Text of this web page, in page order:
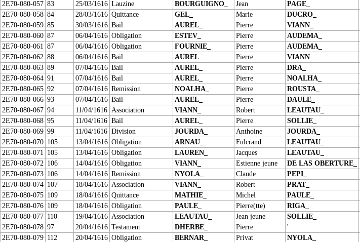
2E70-080-057 83 25/03/1616 Lauzine BOURGUIGNO_ Jean PAGE_
2E70-080-058 84 28/03/1616 Quittance GEL_ Marie DUCRO_
2E70-080-059 85 30/03/1616 Bail AUREL_ Pierre VIANN_
2E70-080-060 87 06/04/1616 Obligation ESTEV_ Pierre AUDEMA_
2E70-080-061
87 06/04/1616 Obligation FOURNIE_ Pierre AUDEMA_
2E70-080-062 88 06/04/1616 Bail AUREL_ Pierre VIANN_
2E70-080-063 89 07/04/1616 Bail AUREL_ Pierre DRA_
2E70-080-064 91 07/04/1616 Bail AUREL_ Pierre NOALHA_
2E70-080-065 92 07/04/1616 Remission NOALHA_ Pierre ROUSTA_
2E70-080-066 93 07/04/1616 Bail AUREL_ Pierre DAULE_
2E70-080-067 94 11/04/1616 Association VIANN_ Robert LEAUTAU_
2E70-080-068 95 11/04/1616 Bail AUREL_ Pierre SOLLIE_
2E70-080-069 99 11/04/1616 Division JOURDA_ Anthoine JOURDA_
2E70-080-070 105 13/04/1616 Obligation ARNAU_ Fulcrand LEAUTAU_
2E70-080-071
105 13/04/1616 Obligation LAUREN_ Jacques LEAUTAU_
2E70-080-072 106 14/04/1616 Obligation VIANN_ Estienne jeune DE LAS OBERTURE_
2E70-080-073 106 14/04/1616 Remission NYOLA_ Claude PEPI_
2E70-080-074 107 18/04/1616 Association VIANN_ Robert PRAT_
2E70-080-075 109 18/04/1616 Quittance MATHIE_ Michel PAULE_
2E70-080-076 109 18/04/1616 Obligation PAULE_ Pierre(tte) RIGA_
2E70-080-077 110 19/04/1616 Association LEAUTAU_ Jean jeune SOLLIE_
2E70-080-078 97 20/04/1616 Testament DHERBE_ Pierre '
2E70-080-079 112 20/04/1616 Obligation BERNAR_ Privat NYOLA_